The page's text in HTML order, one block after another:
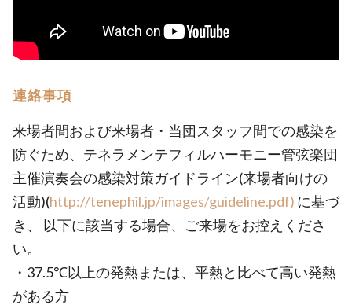
連絡事項
来場者間および来場者・当団スタッフ間での感染を
防ぐため、テネラメンテフィルハーモニー管弦楽団
主催演奏会の感染対策ガイドライン(来場者向けの
活動)(http://tenephil.jp/images/guideline.pdf) に基づ
き、 以下に該当する場合、ご来場をお控えくださ
い。
・37.5℃以上の発熱または、平熱と比べて高い発熱
がある方